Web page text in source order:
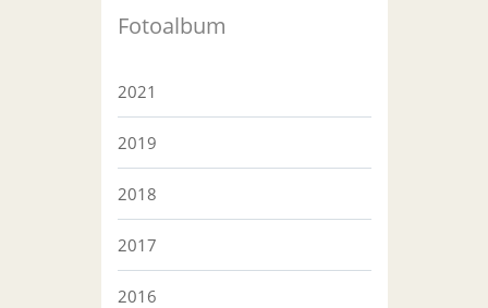
Fotoalbum
2021
2019
2018
2017
2016